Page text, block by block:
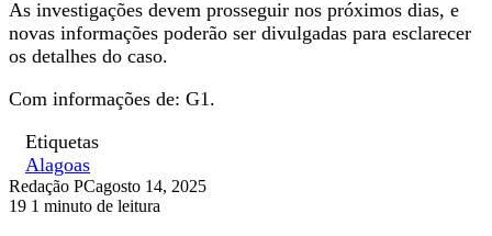
As investigações devem prosseguir nos próximos dias, e
novas informações poderão ser divulgadas para esclarecer
os detalhes do caso.
Com informações de: G1.
Etiquetas
Alagoas
Redação PCagosto 14, 2025
19 1 minuto de leitura